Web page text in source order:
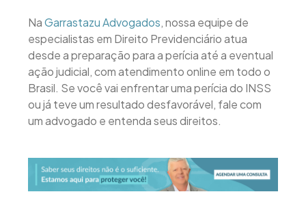
NaGarrastazu Advogados, nossa equipe de
especialistas em Direito Previdenciário atua
desde a preparação para a perícia até a eventual
ação judicial, com atendimento online em todo o
Brasil. Se você vai enfrentar uma perícia do INSS
ou já teve um resultado desfavorável, fale com
um advogado e entenda seus direitos.